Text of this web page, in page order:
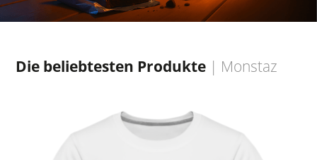
Die beliebtesten Produkte | Monstaz